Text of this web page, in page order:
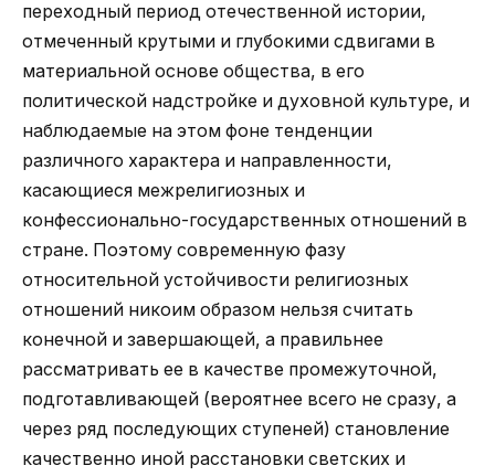
переходный период отечественной истории,
отмеченный крутыми и глубокими сдвигами в
материальной основе общества, в его
политической надстройке и духовной культуре, и
наблюдаемые на этом фоне тенденции
различного характера и направленности,
касающиеся межрелигиозных и
конфессионально-государственных отношений в
стране. Поэтому современную фазу
относительной устойчивости религиозных
отношений никоим образом нельзя считать
конечной и завершающей, а правильнее
рассматривать ее в качестве промежуточной,
подготавливающей (вероятнее всего не сразу, а
через ряд последующих ступеней) становление
качественно иной расстановки светских и